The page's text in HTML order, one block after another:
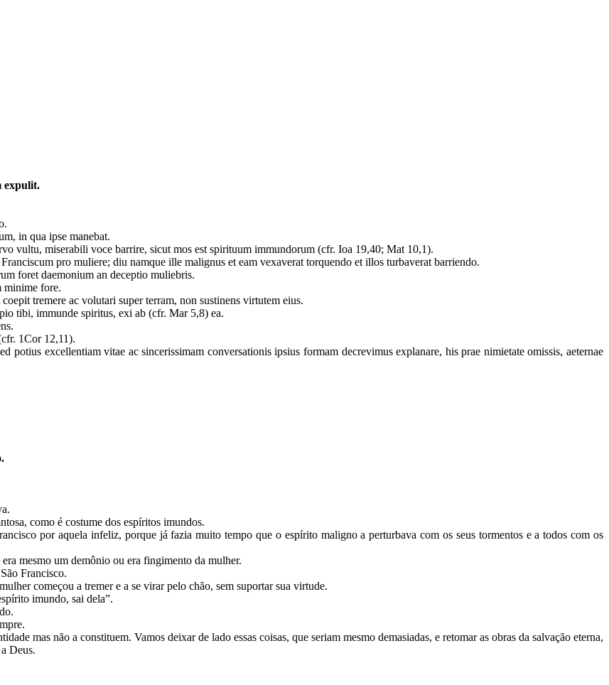
expulit.
in qua ipse manebat.
vultu, miserabili voce barrire, sicut mos est spirituum immundorum (cfr. Ioa 19,40; Mat 10,1).
pro muliere; diu namque ille malignus et eam vexaverat torquendo et illos turbaverat barriendo.
foret daemonium an deceptio muliebris.
minime fore.
tremere ac volutari super terram, non sustinens virtutem eius.
tibi, immunde spiritus, exi ab (cfr. Mar 5,8) ea.
1Cor 12,11).
potius excellentiam vitae ac sincerissimam conversationis ipsius formam decrevimus explanare, his prae nimietate omissis, aeternae
como é costume dos espíritos imundos.
por aquela infeliz, porque já fazia muito tempo que o espírito maligno a perturbava com os seus tormentos e a todos com os
mesmo um demônio ou era fingimento da mulher.
Francisco.
começou a tremer e a se virar pelo chão, sem suportar sua virtude.
imundo, sai dela”.
mas não a constituem. Vamos deixar de lado essas coisas, que seriam mesmo demasiadas, e retomar as obras da salvação eterna,
Deus.